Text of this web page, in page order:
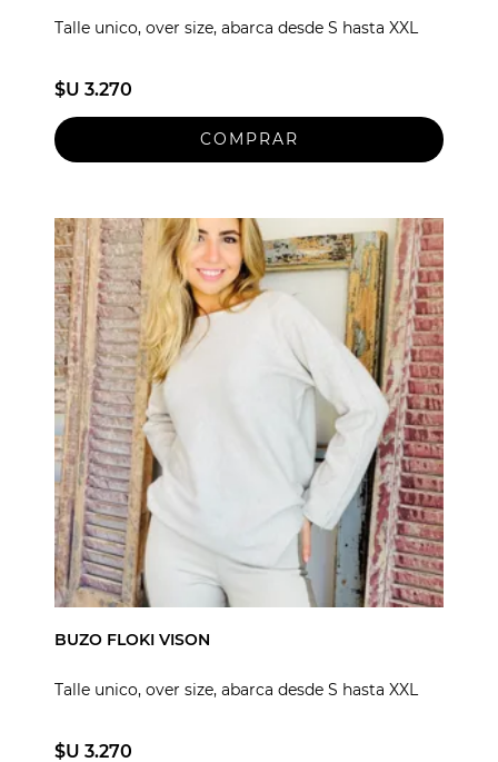
Talle unico, over size, abarca desde S hasta XXL
$U 3.270
BUZO FLOKI VISON
Talle unico, over size, abarca desde S hasta XXL
$U 3.270